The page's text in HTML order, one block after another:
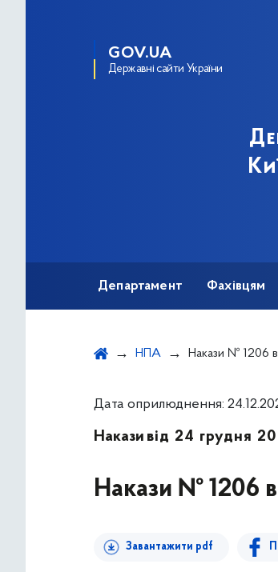
GOV.UA
Державні сайти України
Департамент Фахівцям
НПА Накази № 1206 від
Дата оприлюднення:
Накази від 24 грудня
Накази № 1206
Завантажити pdf